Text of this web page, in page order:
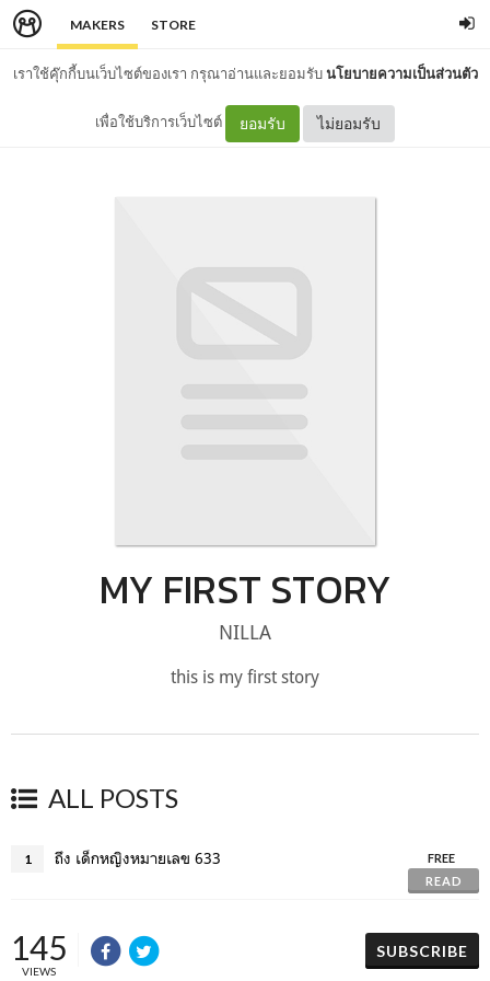
MAKERS STORE
เราใช้คุ๊กกี้บนเว็บไซต์ของเรา กรุณาอ่านและยอมรับนโยบายความเป็นส่วนตัว
เพื่อใช้บริการเว็บไซต์ ยอมรับ ไม่ยอมรับ
MY FIRST STORY
NILLA
this is my first story
ALL POSTS
1 ถึง เด็กหญิงหมายเลข 633
FREE
READ
145
VIEWS
SUBSCRIBE